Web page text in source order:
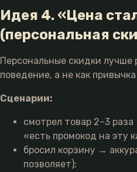
Идея 4. «Цена
(персональная
Персональные скидки лучше
поведение, а не как
Сценарии:
смотрел товар 2–3
«есть промокод на эту
бросил корзину →
позволяет);